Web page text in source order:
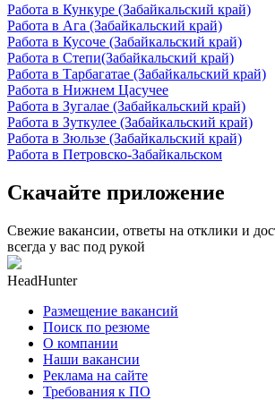
Работа в Кункуре (Забайкальский край)
Работа в Ага (Забайкальский край)
Работа в Кусоче (Забайкальский край)
Работа в Степи(Забайкальский край)
Работа в Тарбагатае (Забайкальский край)
Работа в Нижнем Цасучее
Работа в Зугалае (Забайкальский край)
Работа в Зуткулее (Забайкальский край)
Работа в Зюльзе (Забайкальский край)
Работа в Петровско-Забайкальском
Скачайте приложение
Свежие вакансии, ответы на отклики и
всегда у вас под рукой
HeadHunter
Размещение вакансий
Поиск по резюме
О компании
Наши вакансии
Реклама на сайте
Требования к ПО